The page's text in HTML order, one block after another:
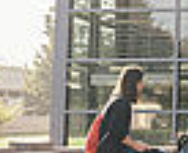
Fakultät für Maschinenbau